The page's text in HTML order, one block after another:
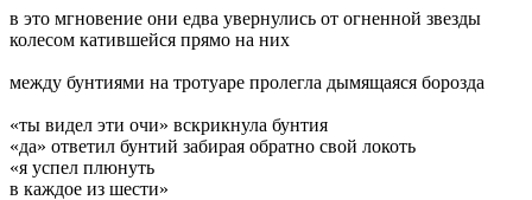
в это мгновение они едва увернулись от огненной звезды
колесом катившейся прямо на них
между бунтиями на тротуаре пролегла дымящаяся борозда
«ты видел эти очи» вскрикнула бунтия
«да» ответил бунтий забирая обратно свой локоть
«я успел плюнуть
в каждое из шести»